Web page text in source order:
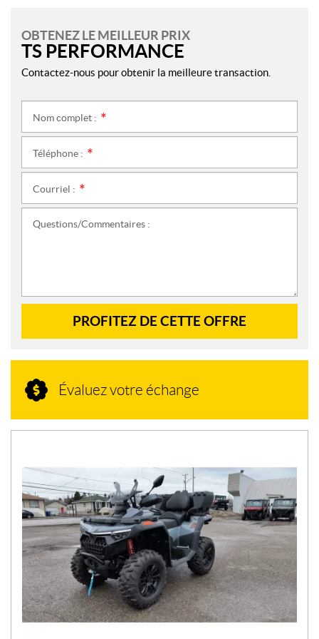
OBTENEZ LE MEILLEUR PRIX
TS PERFORMANCE
Contactez-nous pour obtenir la meilleure transaction.
Nom complet :
Téléphone :
Courriel :
Questions/Commentaires :
PROFITEZ DE CETTE OFFRE
Évaluez votre échange
O
U
V
E
L
L
E
S